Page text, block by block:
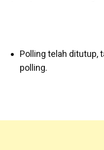
Polling telah ditutup,
polling.